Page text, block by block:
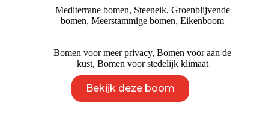
tot
€ 3.250
Mediterrane bomen, Steeneik, Groenblijvende
bomen,Meerstammige bomen,Eikenboom
Bomen voor meer privacy,Bomen voor aan de
kust, Bomen voor stedelijk klimaat
Bekijk deze boom
product
heeft